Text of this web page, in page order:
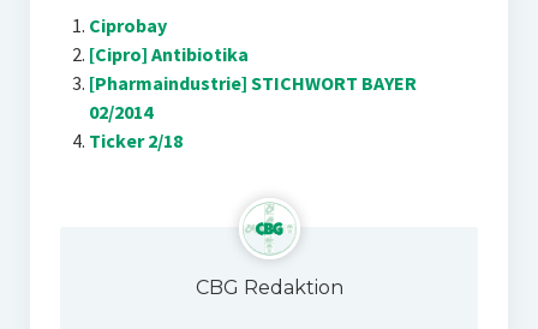
Ciprobay
[Cipro] Antibiotika
[Pharmaindustrie] STICHWORT BAYER
02/2014
Ticker 2/18
CBG Redaktion